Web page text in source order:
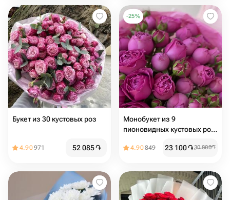
Букет из 30 кустовых роз
4.90971 52 085֏
-25%
Монобукет из 9
пионовидных кустовых роз
4.90849 23 100֏30 800֏